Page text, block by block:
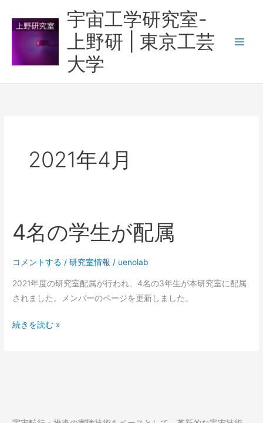
宇宙工学研究室-
上野研 | 東京工芸
大学
2021年4月
4名の学生が配属
コメントする /研究室情報 / uenolab
2021年度の研究室配属が行われ、4名の3年生が本研究室に配属
されました。メンバーのページを更新しました。
4
続きを読む »